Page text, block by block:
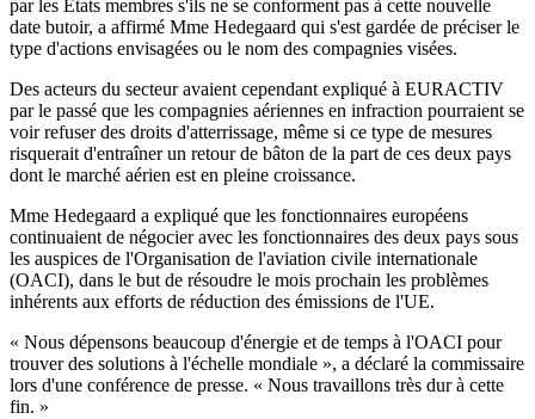
par les Etats membres s'ils ne se conforment pas à cette nouvelle
date butoir, a affirmé Mme Hedegaard qui s'est gardée de préciser le
type d'actions envisagées ou le nom des compagnies visées.
Des acteurs du secteur avaient cependant expliqué à EURACTIV
par le passé que les compagnies aériennes en infraction pourraient se
voir refuser des droits d'atterrissage, même si ce type de mesures
risquerait d'entraîner un retour de bâton de la part de ces deux pays
dont le marché aérien est en pleine croissance.
Mme Hedegaard a expliqué que les fonctionnaires européens
continuaient de négocier avec les fonctionnaires des deux pays sous
les auspices de l'Organisation de l'aviation civile internationale
(OACI), dans le but de résoudre le mois prochain les problèmes
inhérents aux efforts de réduction des émissions de l'UE.
« Nous dépensons beaucoup d'énergie et de temps à l'OACI pour
trouver des solutions à l'échelle mondiale », a déclaré la commissaire
lors d'une conférence de presse. « Nous travaillons très dur à cette
fin. »